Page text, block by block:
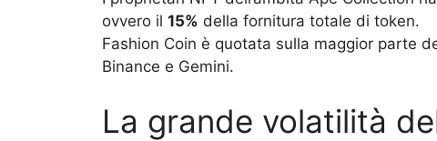
ovvero il 15% della fornitura totale di token.
Fashion Coin è quotata sulla maggior parte
Binance e Gemini.
La grande volatilità